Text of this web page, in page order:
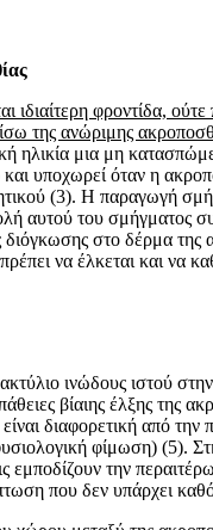
ιδιαί­τερη φροντίδα,
της ανώριμης
ηλικία μια μη
και υποχωρεί όταν η
(3). Η παραγωγή
αυτού του σμήγματος
διόγκωσης στο δέρμα
να έλκεται και να
ινώδους ιστού
βίαιης έλξης της
διαφορετική από
φίμωση) (5).
την
που δεν υπάρχει